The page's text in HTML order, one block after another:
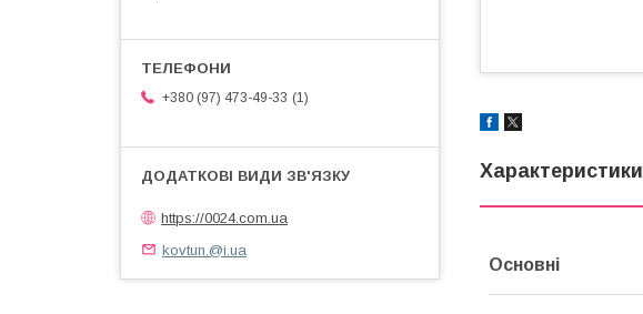
Характеристики
Основні
+380 (97) 473-49-33 1
https://0024.com.ua
kovtun.@i.ua